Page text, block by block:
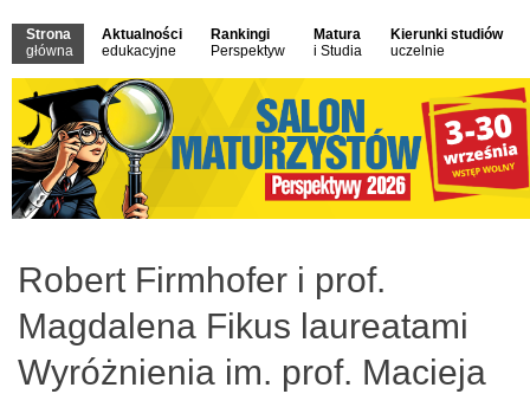
Strona
główna
Aktualności
edukacyjne
Rankingi
Perspektyw
Matura
i Studia
Kierunki studiów
uczelnie
Robert Firmhofer i prof.
Magdalena Fikus laureatami
Wyróżnienia im. prof. Macieja